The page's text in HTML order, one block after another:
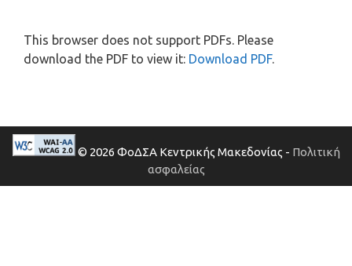
This browser does not support PDFs. Please
download the PDF to view it: Download PDF.
© 2026 ΦοΔΣΑ Κεντρικής Μακεδονίας - Πολιτική
ασφαλείας